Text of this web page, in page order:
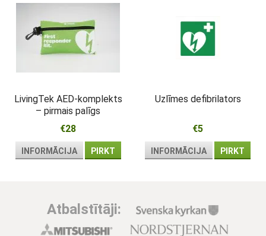
LivingTek AED-komplekts
– pirmais palīgs
atdzīvināšanai pie
defibrilatora
€28
INFORMĀCIJA PIRKT
Uzlīmes defibrilators
€5
INFORMĀCIJA PIRKT
Atbalstītāji: